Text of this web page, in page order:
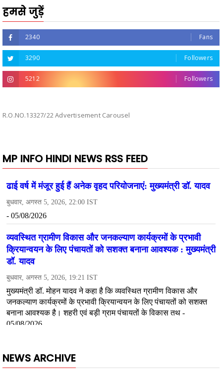
हमसे जुड़ें
2340 Fans
3290 Followers
5212 Followers
R.O.NO.13327/22 Advertisement Carousel
MP INFO HINDI NEWS RSS FEED
NEWS ARCHIVE